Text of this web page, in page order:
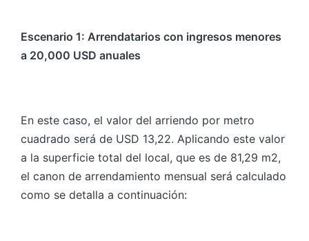
Escenario 1: Arrendatarios con ingresos menores
a 20,000 USD anuales
En este caso, el valor del arriendo por metro
cuadrado será de USD 13,22. Aplicando este valor
a la superficie total del local, que es de 81,29 m2,
el canon de arrendamiento mensual será calculado
como se detalla a continuación: